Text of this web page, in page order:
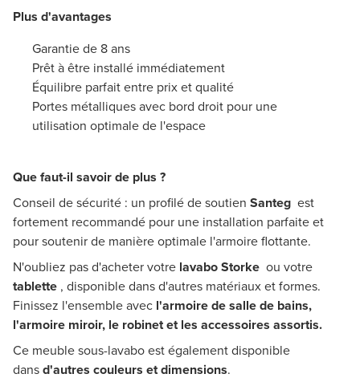
Plus d'avantages
Garantie de 8 ans
Prêt à être installé immédiatement
Équilibre parfait entre prix et qualité
Portes métalliques avec bord droit pour une
utilisation optimale de l'espace
Que faut-il savoir de plus ?
Conseil de sécurité : un profilé de soutien Santeg est
fortement recommandé pour une installation parfaite et
pour soutenir de manière optimale l'armoire flottante.
N'oubliez pas d'acheter votre lavabo Storke ou votre
tablette , disponible dans d'autres matériaux et formes.
Finissez l'ensemble avec l'armoire de salle de bains,
l'armoire miroir, le robinet et les accessoires assortis.
Ce meuble sous-lavabo est également disponible
dansd'autres couleurs et dimensions.